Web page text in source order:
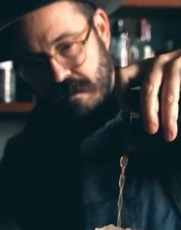
Nyhedsbrev
Tilmeld dig vores nyhedsbrev